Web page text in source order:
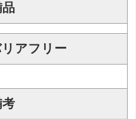
アフリー